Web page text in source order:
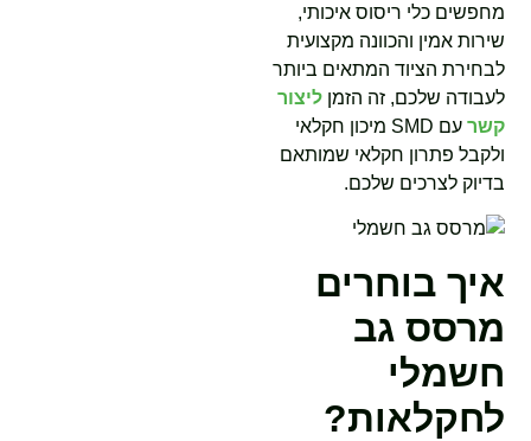
מחפשים כלי ריסוס איכותי,
שירות אמין והכוונה מקצועית
לבחירת הציוד המתאים ביותר
לעבודה שלכם, זה הזמןליצור
קשר
עם SMD מיכון חקלאי
ולקבל פתרון חקלאי שמותאם
בדיוק לצרכים שלכם.
איך בוחרים
מרסס גב
חשמלי
לחקלאות?